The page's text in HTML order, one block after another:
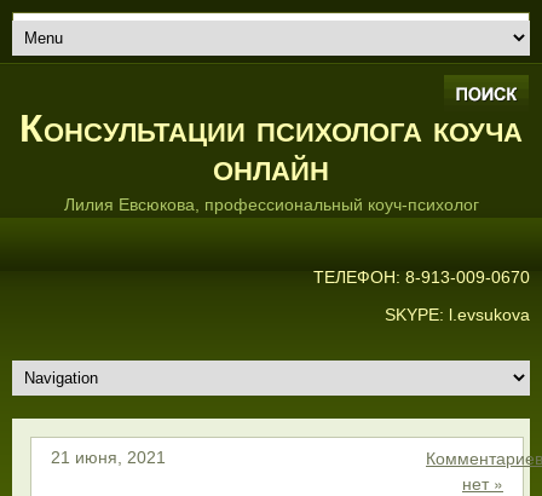
Консультации психолога коуча
онлайн
Лилия Евсюкова, профессиональный коуч-психолог
ТЕЛЕФОН: 8-913-009-0670
SKYPE: l.evsukova
21 июня, 2021
Комментариев
нет »